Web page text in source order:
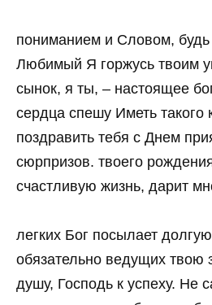
пониманием и Словом,
Любимый Я горжусь твоим
сынок, я ты, – настоящее
сердца спешу Иметь такого
поздравить тебя с Днем
сюрпризов. твоего
счастливую жизнь, дарит
легких Бог посылает
обязательно ведущих твою
душу, Господь к успеху. Не